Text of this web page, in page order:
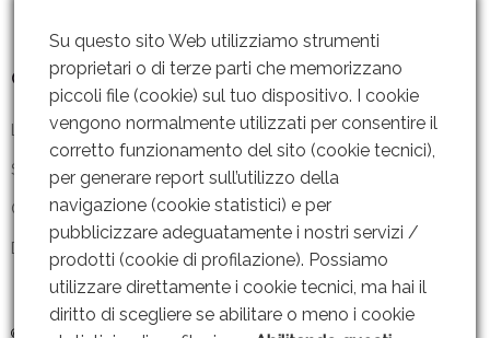
Contattaci
Lun – Ven: 8 – 18.30
Sabato: Chiuso
Contattaci
Dove siamo
© 2019 GRUPPO AMMENDOLA s.r.l P. IVA: 06221451211 |Web Design By
Su questo sito Web utilizziamo strumenti
proprietari o di terze parti che memorizzano
piccoli file (cookie) sul tuo dispositivo. I cookie
vengono normalmente utilizzati per consentire il
corretto funzionamento del sito (cookie tecnici),
per generare report sull’utilizzo della
navigazione (cookie statistici) e per
pubblicizzare adeguatamente i nostri servizi /
prodotti (cookie di profilazione). Possiamo
utilizzare direttamente i cookie tecnici, ma hai il
diritto di scegliere se abilitare o meno i cookie